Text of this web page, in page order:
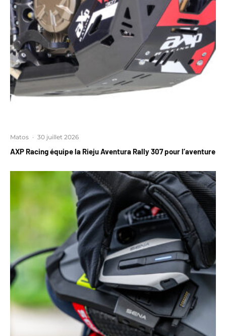
Matos · 30 juillet 2026
AXP Racing équipe la Rieju Aventura Rally 307 pour l’aventure